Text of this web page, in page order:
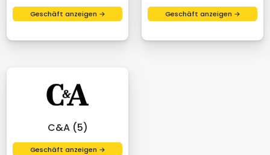
Geschäft anzeigen → Geschäft anzeigen →
C&A (5)
Geschäft anzeigen →